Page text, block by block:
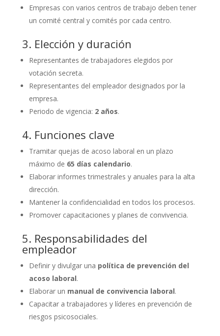
Empresas con varios centros de trabajo deben tener
un comité central y comités por cada centro.
3. Elección y duración
Representantes de trabajadores elegidos por
votación secreta.
Representantes del empleador designados por la
empresa.
Periodo de vigencia: 2 años.
4. Funciones clave
Tramitar quejas de acoso laboral en un plazo
máximo de 65 días calendario.
Elaborar informes trimestrales y anuales para la alta
dirección.
Mantener la confidencialidad en todos los procesos.
Promover capacitaciones y planes de convivencia.
5. Responsabilidades del
empleador
Definir y divulgar una política de prevención del
acoso laboral.
Elaborar un manual de convivencia laboral.
Capacitar a trabajadores y líderes en prevención de
riesgos psicosociales.